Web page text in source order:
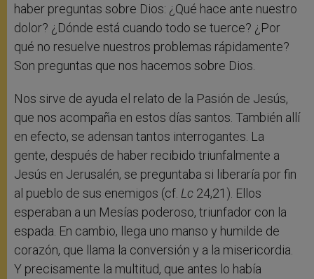
haber preguntas sobre Dios: ¿Qué hace ante nuestro
dolor? ¿Dónde está cuando todo se tuerce? ¿Por
qué no resuelve nuestros problemas rápidamente?
Son preguntas que nos hacemos sobre Dios.
Nos sirve de ayuda el relato de la Pasión de Jesús,
que nos acompaña en estos días santos. También allí
en efecto, se adensan tantos interrogantes. La
gente, después de haber recibido triunfalmente a
Jesús en Jerusalén, se preguntaba si liberaría por fin
al pueblo de sus enemigos (cf. Lc 24,21). Ellos
esperaban a un Mesías poderoso, triunfador con la
espada. En cambio, llega uno manso y humilde de
corazón, que llama la conversión y a la misericordia.
Y precisamente la multitud, que antes lo había